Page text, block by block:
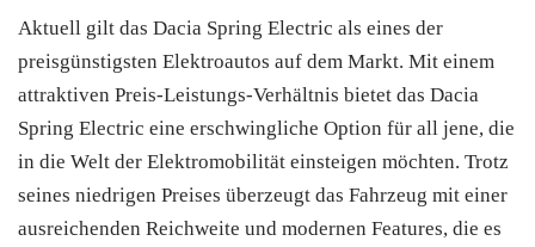
Aktuell gilt das Dacia Spring Electric als eines der
preisgünstigsten Elektroautos auf dem Markt. Mit einem
attraktiven Preis-Leistungs-Verhältnis bietet das Dacia
Spring Electric eine erschwingliche Option für all jene, die
in die Welt der Elektromobilität einsteigen möchten. Trotz
seines niedrigen Preises überzeugt das Fahrzeug mit einer
ausreichenden Reichweite und modernen Features, die es